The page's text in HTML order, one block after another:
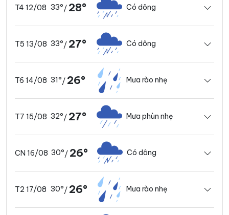
T4 12/08 33°/ 28° Có dông
T5 13/08 33°/ 27° Có dông
T6 14/08 31°/ 26° Mưa rào nhẹ
T7 15/08 32°/ 27° Mưa phùn nhẹ
CN 16/08 30°/ 26° Có dông
T2 17/08 30°/ 26° Mưa rào nhẹ